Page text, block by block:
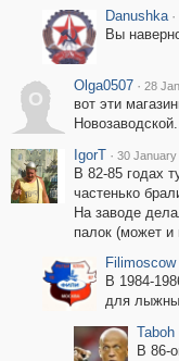
Danushka ·
Вы
O
Olga0507 · 28
вот эти
IgorT · 30 January
В 82-85 годах
частенько
На заводе
палок (может и
Filimoscow
В 1984-
для
Taboh
В 86-